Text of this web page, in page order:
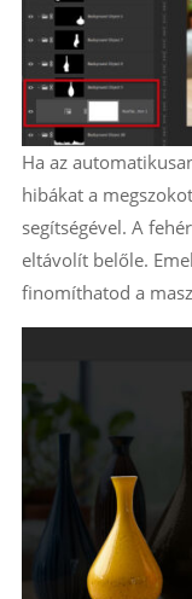
Ha az
hibákat a
segítségével. A
eltávolít belőle.
finomíthatod a